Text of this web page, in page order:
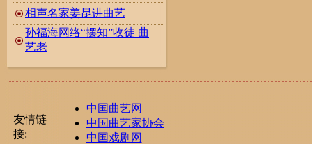
相声名家姜昆讲曲艺
孙福海网络“摆知”收徒 曲
艺老
友情链
接:
中国曲艺网
中国曲艺家协会
中国戏剧网